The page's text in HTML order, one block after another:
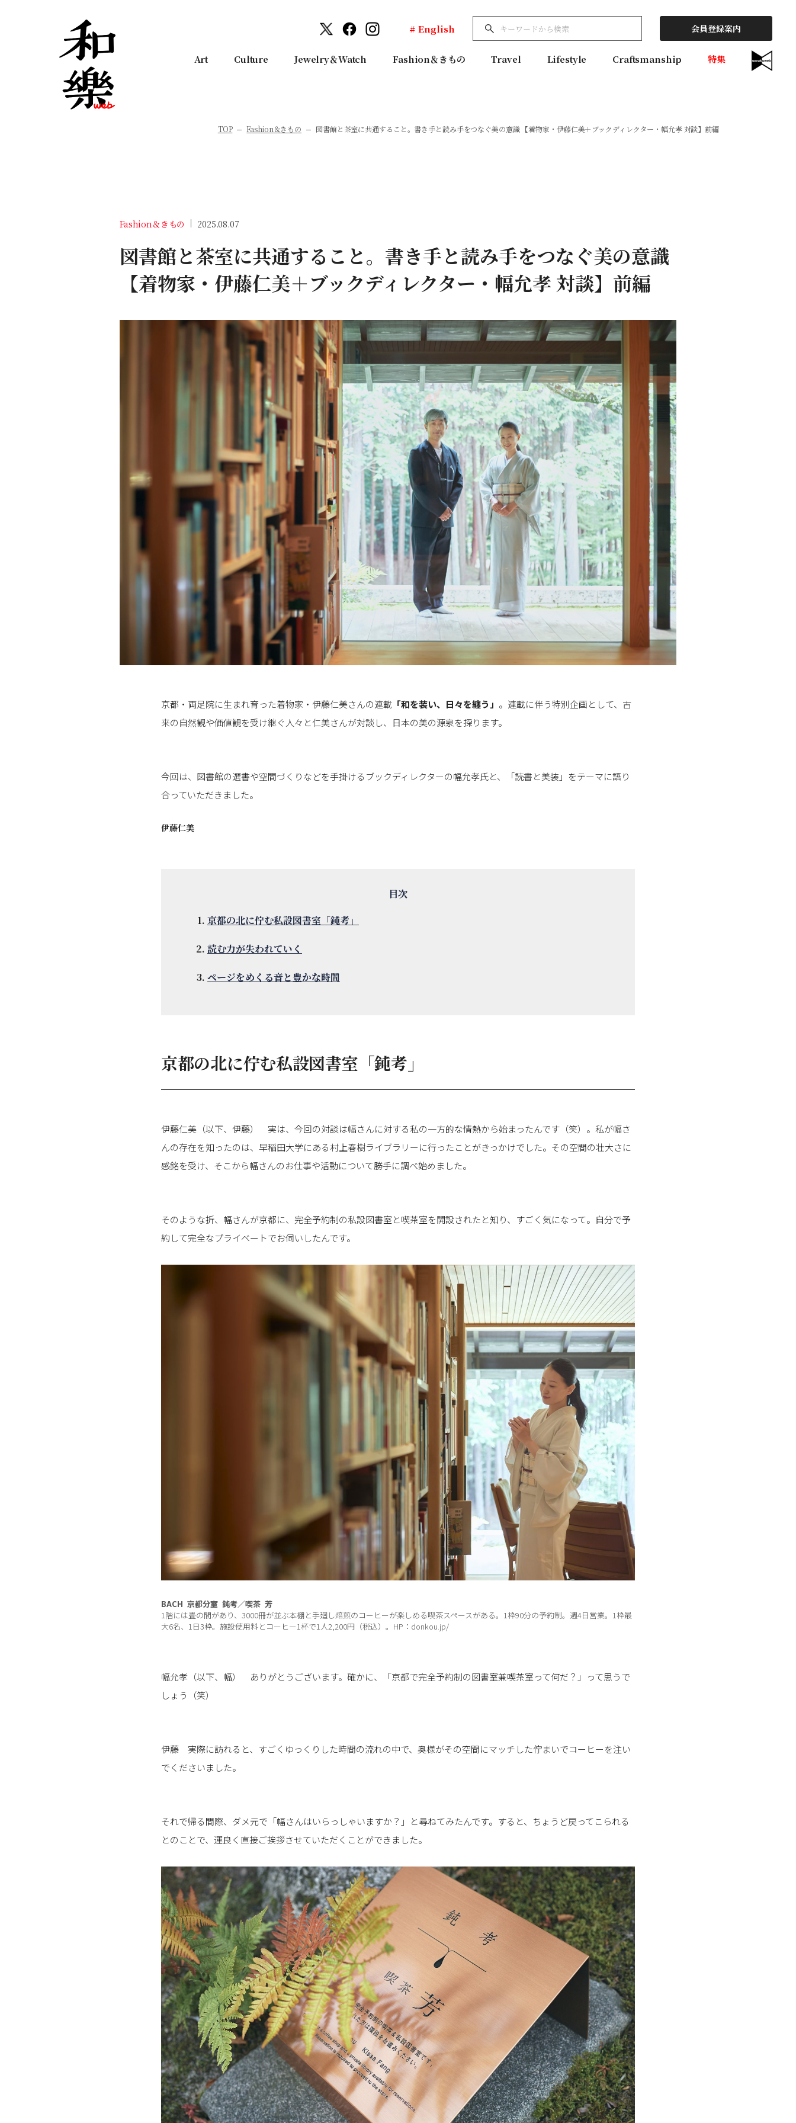
# English 会員登録案内
Art Culture Jewelry＆Watch Fashion＆きもの Travel Lifestyle Craftsmanship 特集
TOP Fashion＆きもの 図書館と茶室に共通すること。書き手と読み手をつなぐ美の意識 【着物家・伊藤仁美＋ブックディレクター・幅允孝 対談】前編
Fashion＆きもの 2025.08.07
図書館と茶室に共通すること。書き手と読み手をつなぐ美の意識
【着物家・伊藤仁美＋ブックディレクター・幅允孝 対談】前編
京都・両足院に生まれ育った着物家・伊藤仁美さんの連載 「和を装い、日々を纏う 」 。連載に伴う特別企画として、古
来の自然観や価値観を受け継ぐ人々と仁美さんが対談し、日本の美の源泉を探ります。
今回は、図書館の選書や空間づくりなどを手掛けるブックディレクターの幅允孝氏と、「読書と美装」をテーマに語り
合っていただきました。
伊藤仁美
京都の北に佇む私設図書室「鈍考」
読む力が失われていく
ページをめくる音と豊かな時間
京都の北に佇む私設図書室「鈍考」
伊藤仁美（以下、伊藤） 実は、今回の対談は幅さんに対する私の一方的な情熱から始まったんです（笑）。私が幅さ
んの存在を知ったのは、早稲田大学にある村上春樹ライブラリーに行ったことがきっかけでした。その空間の壮大さに
感銘を受け、そこから幅さんのお仕事や活動について勝手に調べ始めました。
そのような折、幅さんが京都に、完全予約制の私設図書室と喫茶室を開設されたと知り、すごく気になって。自分で予
約して完全なプライベートでお伺いしたんです。
BACH 京都分室 鈍考／喫茶 芳
1階には畳の間があり、3000冊が並ぶ本棚と手廻し焙煎のコーヒーが楽しめる喫茶スペースがある。1枠90分の予約制。週4日営業。1枠最
大6名、1日3枠。施設使用料とコーヒー1杯で1人2,200円（税込）。HP： donkou.jp/
幅允孝（以下、幅） ありがとうございます。確かに、「京都で完全予約制の図書室兼喫茶室って何だ？」って思うで
しょう（笑）
伊藤 実際に訪れると、すごくゆっくりした時間の流れの中で、奥様がその空間にマッチした佇まいでコーヒーを注い
でくださいました。
それで帰る間際、ダメ元で「幅さんはいらっしゃいますか？」と尋ねてみたんです。すると、ちょうど戻ってこられる
とのことで、運良く直接ご挨拶させていただくことができました。